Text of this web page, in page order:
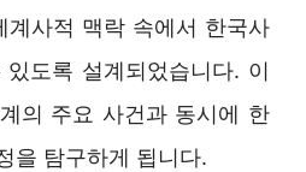
계사적 맥락 속에서 한국사
도록 설계되었습니다. 이
의 주요 사건과 동시에 한
을 탐구하게 됩니다.